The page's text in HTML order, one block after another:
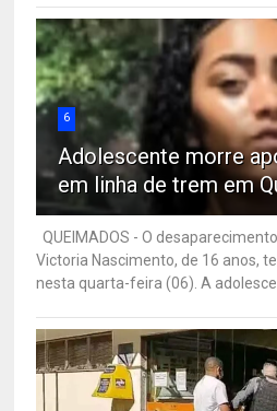
6
Adolescente morre
em linha de trem em
QUEIMADOS - O
Victoria Nascimento, de 16 anos,
nesta quarta-feira (06). A